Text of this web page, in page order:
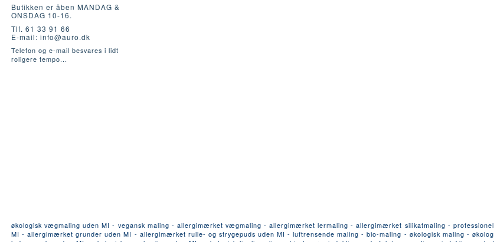
Butikken er åben MANDAG &
ONSDAG 10-16.
Tlf. 61 33 91 66
E-mail: info@auro.dk
Telefon og e-mail besvares i lidt
roligere tempo...
økologisk vægmaling uden MI - vegansk maling - allergimærket vægmaling - allergimærket lermaling - allergimærket silikatmaling -
MI - allergimærket grunder uden MI - allergimærket rulle- og strygepuds uden MI - luftrensende maling - bio-maling - økologisk maling -